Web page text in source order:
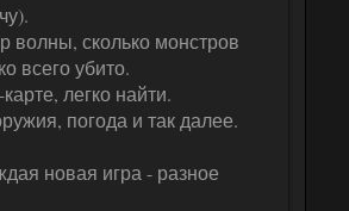
волны, сколько монстров
всего убито.
легко найти.
погода и так далее.
новая игра - разное